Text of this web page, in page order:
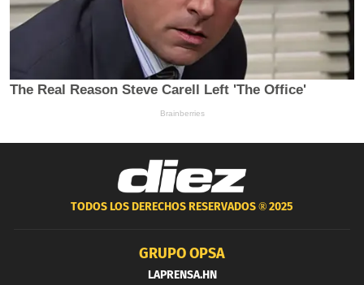
TODOS LOS DERECHOS RESERVADOS ®2025
GRUPO OPSA
LAPRENSA.HN